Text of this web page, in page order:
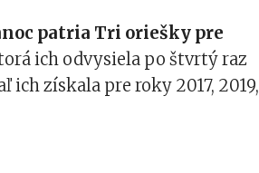
patria Tri oriešky pre
ich odvysiela po štvrtý raz
ich získala pre roky 2017, 2019,